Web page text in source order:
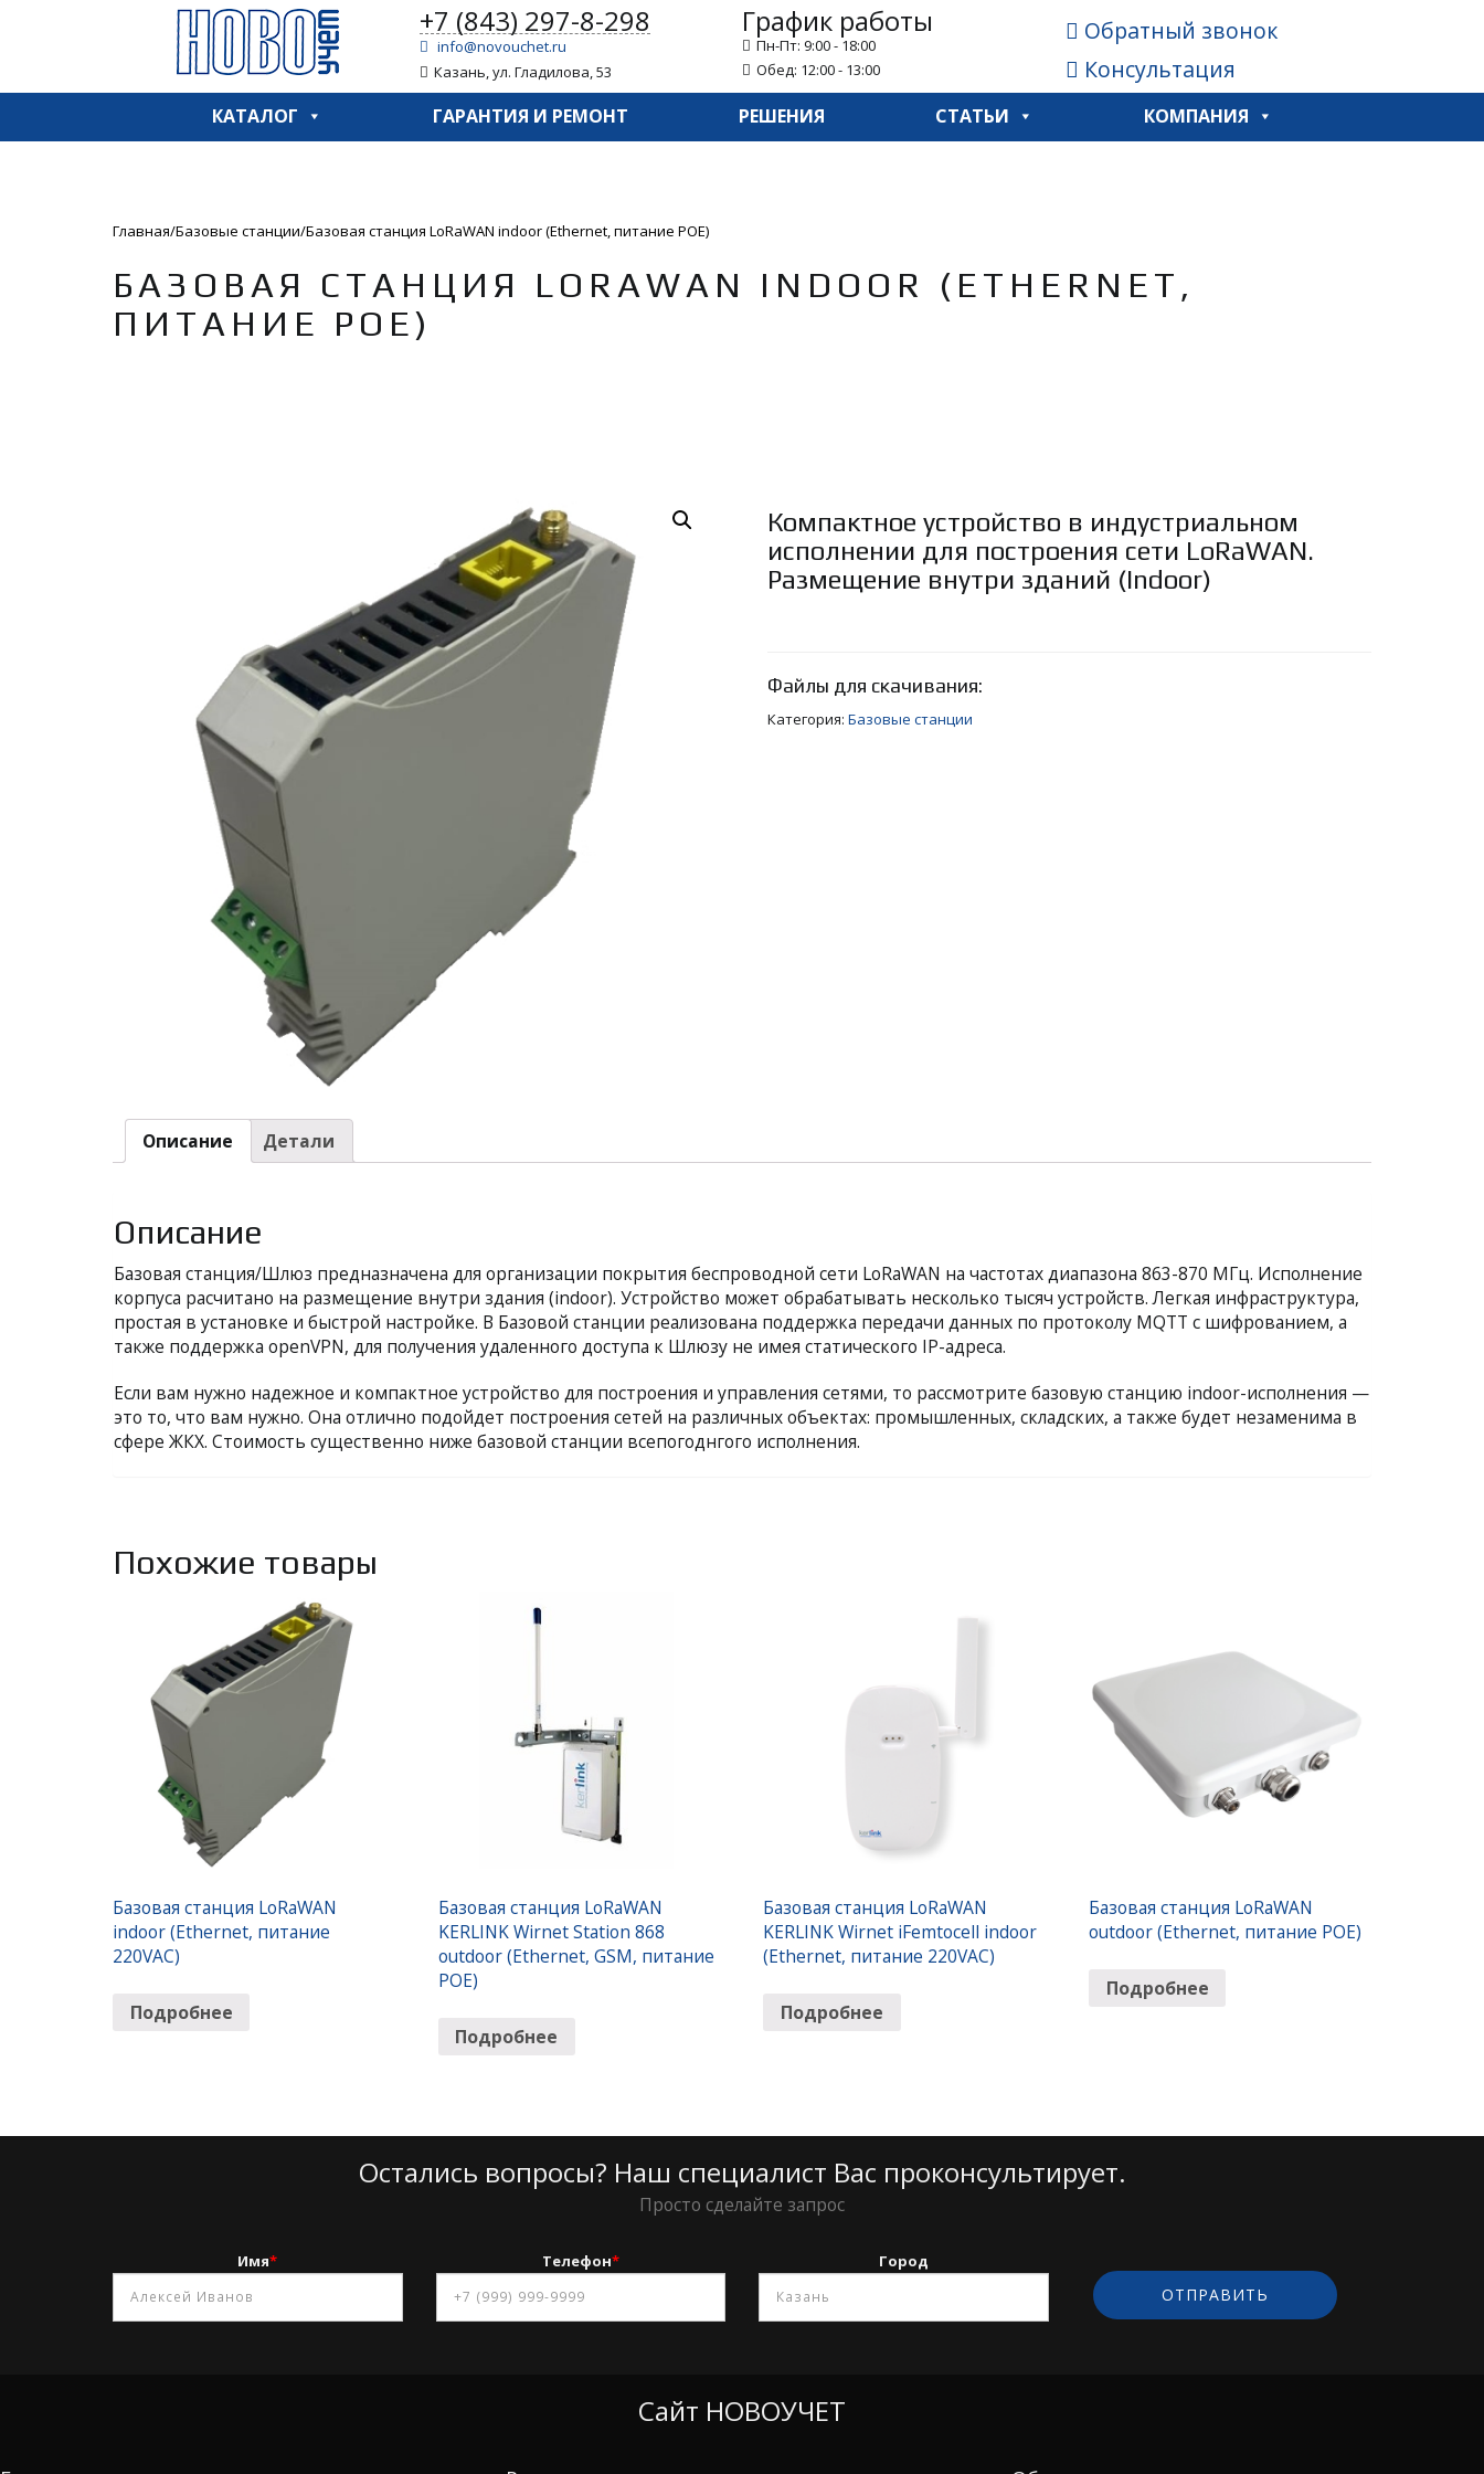
+7 (843) 297-8-298
info@novouchet.ru
Казань, ул. Гладилова, 53
График работы
Пн-Пт: 9:00 - 18:00
Обед: 12:00 - 13:00
Обратный звонок
Консультация
КАТАЛОГ ГАРАНТИЯ И РЕМОНТ РЕШЕНИЯ СТАТЬИ КОМПАНИЯ
Главная Базовые станции Базовая станция LoRaWAN indoor (Ethernet, питание POE)
БАЗОВАЯ СТАНЦИЯ LORAWAN INDOOR (ETHERNET,
ПИТАНИЕ POE)
Компактное устройство в индустриальном
исполнении для построения сети LoRaWAN.
Размещение внутри зданий (Indoor)
Файлы для скачивания:
Категория: Базовые станции
Описание Детали
Описание
Базовая станция/Шлюз предназначена для организации покрытия беспроводной сети LoRaWAN на частотах диапазона 863-870 МГц. Исполнение
корпуса расчитано на размещение внутри здания (indoor). Устройство может обрабатывать несколько тысяч устройств. Легкая инфраструктура,
простая в установке и быстрой настройке. В Базовой станции реализована поддержка передачи данных по протоколу MQTT с шифрованием, а
также поддержка openVPN, для получения удаленного доступа к Шлюзу не имея статического IP-адреса.
Если вам нужно надежное и компактное устройство для построения и управления сетями, то рассмотрите базовую станцию indoor-исполнения —
это то, что вам нужно. Она отлично подойдет построения сетей на различных объектах: промышленных, складских, а также будет незаменима в
сфере ЖКХ. Стоимость существенно ниже базовой станции всепогоднгого исполнения.
Похожие товары
Базовая станция LoRaWAN
indoor (Ethernet, питание
220VAC)
Подробнее
Базовая станция LoRaWAN
KERLINK Wirnet Station 868
outdoor (Ethernet, GSM, питание
POE)
Подробнее
Базовая станция LoRaWAN
KERLINK Wirnet iFemtocell indoor
(Ethernet, питание 220VAC)
Подробнее
Базовая станция LoRaWAN
outdoor (Ethernet, питание POE)
Подробнее
Остались вопросы? Наш специалист Вас проконсультирует.
Просто сделайте запрос
Имя* Телефон* Город
Сайт НОВОУЧЕТ